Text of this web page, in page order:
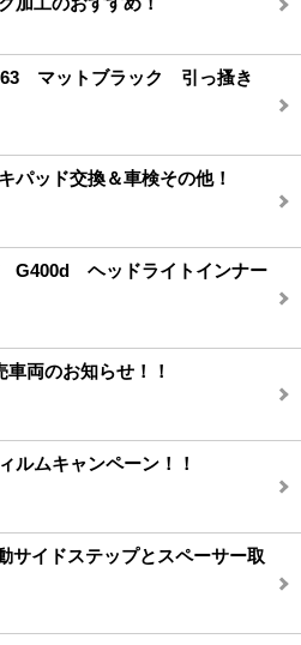
マットブラック 引っ搔き
ッド交換＆車検その他！
ヘッドライトインナー
両のお知らせ！！
ルムキャンペーン！！
イドステップとスペーサー取